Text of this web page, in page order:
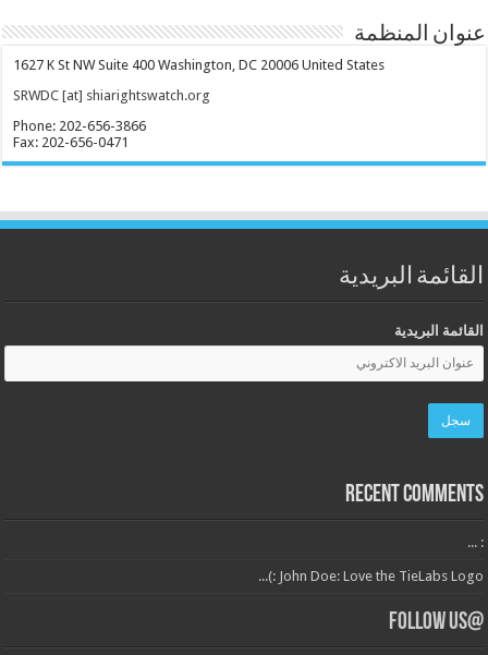
عنوان المنظمة
1627 K St NW Suite 400 Washington, DC 20006 United States
SRWDC [at] shiarightswatch.org
Phone: 202-656-3866
Fax: 202-656-0471
القائمة البريدية
القائمة البريدية
Recent Comments
: ...
John Doe: Love the TieLabs Logo :)...
@Follow Us